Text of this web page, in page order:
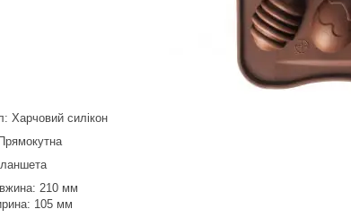
Харчовий силікон
210 мм
105 мм